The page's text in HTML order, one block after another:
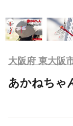
大阪府 東大阪
あかねちゃ